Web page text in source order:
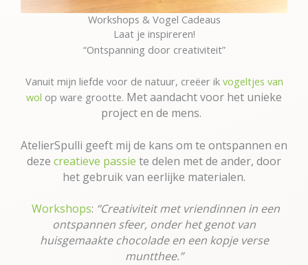
Workshops & Vogel Cadeaus
Laat je inspireren!
“Ontspanning door creativiteit”
Vanuit mijn liefde voor de natuur, creëer ik vogeltjes van
wol op ware grootte. Met aandacht voor het unieke
project en de mens.
AtelierSpulli geeft mij de kans om te ontspannen en
deze creatieve passie te delen met de ander, door
het gebruik van eerlijke materialen.
Workshops: “Creativiteit met vriendinnen in een
ontspannen sfeer, onder het genot van
huisgemaakte chocolade en een kopje verse
muntthee.”